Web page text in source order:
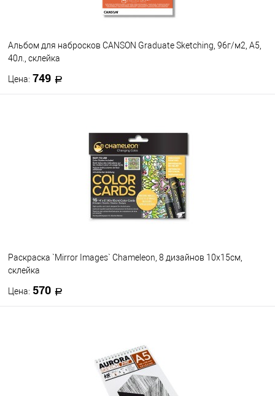
Альбом для набросков CANSON Graduate Sketching, 96г/м2, A5,
40л., склейка
Цена: 749
Раскраска `Mirror Images` Chameleon, 8 дизайнов 10х15см,
склейка
Цена: 570